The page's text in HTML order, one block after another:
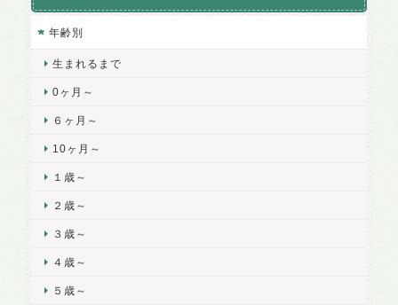
年齢別
生まれるまで
0ヶ月～
６ヶ月～
10ヶ月～
１歳～
２歳～
３歳～
４歳～
５歳～